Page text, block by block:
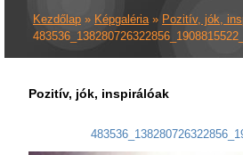
Kezdőlap » Képgaléria» Pozitív, jók,
Pozitív, jók, inspirálóak